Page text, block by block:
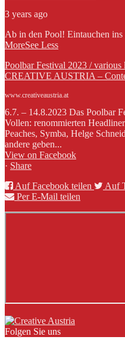
3 years ago
Ab in den Pool! Eintauchen
MoreSee Less
Poolbar Festival 2023 /
CREATIVE AUSTRIA –
www.creativeaustria.at
6.7. – 14.8.2023 Das Poolbar
Vollen: renommierten
Peaches, Symba, Helge
andere geben...
View on Facebook
· Share
Auf Facebook teilen
Auf
Per E-Mail teilen
Folgen Sie uns